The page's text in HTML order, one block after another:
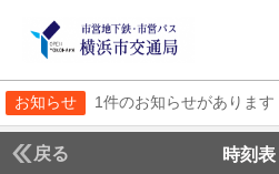
お知らせ 1件のお知らせがあります
戻る 時刻表